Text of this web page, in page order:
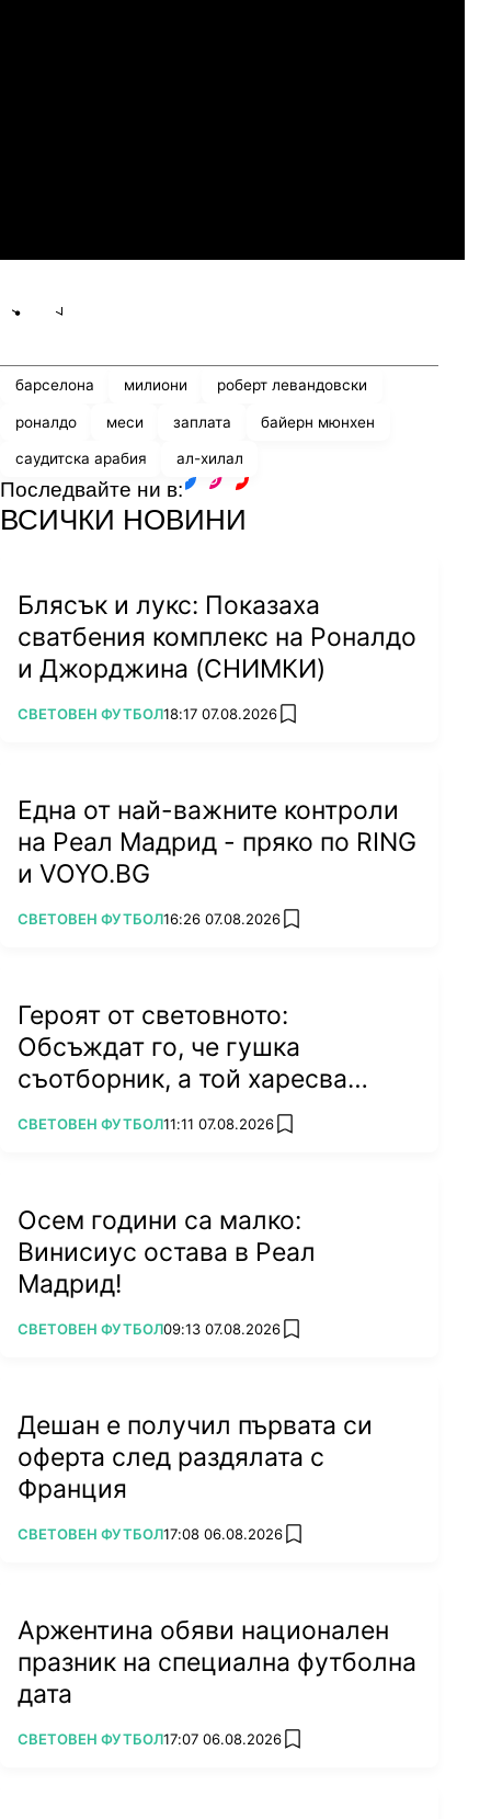
барселона милиони роберт левандовски
роналдо меси заплата байерн мюнхен
саудитска арабия ал-хилал
Последвайте ни в:
ВСИЧКИ НОВИНИ
Блясък и лукс: Показаха
сватбения комплекс на Роналдо
и Джорджина (СНИМКИ)
ПОВЕЧЕ ОТ
СВЕТОВЕН ФУТБОЛ18:17 07.08.2026 add favorites
Една от най-важните контроли
на Реал Мадрид - пряко по RING
и VOYO.BG
ПОВЕЧЕ ОТ
СВЕТОВЕН ФУТБОЛ16:26 07.08.2026 add favorites
Героят от световното:
Обсъждат го, че гушка
съотборник, а той харесва
бившата на колега
ПОВЕЧЕ ОТ
СВЕТОВЕН ФУТБОЛ11:11 07.08.2026 add favorites
Осем години са малко:
Винисиус остава в Реал
Мадрид!
ПОВЕЧЕ ОТ
СВЕТОВЕН ФУТБОЛ09:13 07.08.2026 add favorites
Дешан е получил първата си
оферта след раздялата с
Франция
ПОВЕЧЕ ОТ
СВЕТОВЕН ФУТБОЛ17:08 06.08.2026 add favorites
Аржентина обяви национален
празник на специална футболна
дата
ПОВЕЧЕ ОТ
СВЕТОВЕН ФУТБОЛ17:07 06.08.2026 add favorites